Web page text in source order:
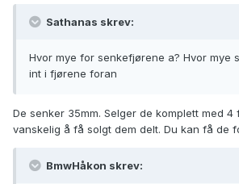
Sathanas skrev:
Hvor mye for senkefjørene a? Hvor mye
int i fjørene foran
De senker 35mm. Selger de komplett med
vanskelig å få solgt dem delt. Du kan få de
BmwHåkon skrev: